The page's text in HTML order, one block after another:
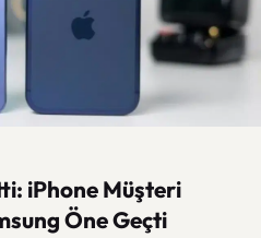
iPhone Müşteri
Öne Geçti